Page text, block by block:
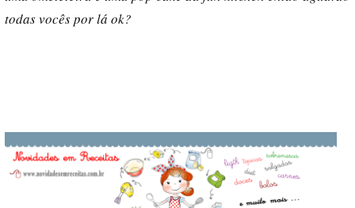
todas vocês por lá ok?